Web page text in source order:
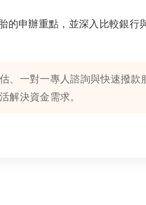
的申辦重點，並深入比較銀行
、一對一專人諮詢與快速撥
解決資金需求。